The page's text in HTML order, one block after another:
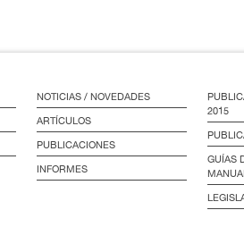
NOTICIAS / NOVEDADES
ARTÍCULOS
PUBLICACIONES
INFORMES
2015
GUÍAS